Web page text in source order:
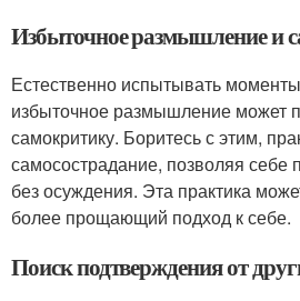
Избыточное размышление и
Естественно испытывать
избыточное размышление может
самокритику. Боритесь с этим,
самосострадание, позволяя себе
без осуждения. Эта практика
более прощающий подход к себе.
Поиск подтверждения от